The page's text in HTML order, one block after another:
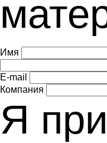
Имя
E-mail
Компания
Я